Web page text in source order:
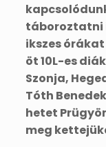
táboroztatni
ikszes
öt 10L-es
Szonja,
Tóth
hetet
meg